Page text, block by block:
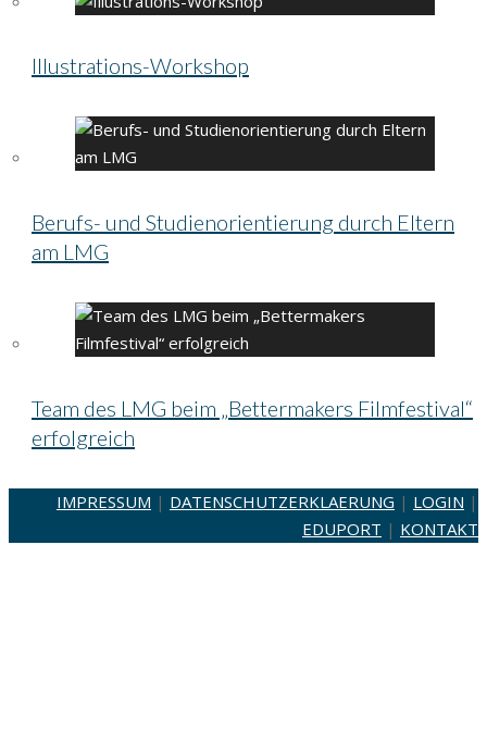
Illustrations-Workshop
Berufs- und Studienorientierung durch Eltern
am LMG
Team des LMG beim „Bettermakers Filmfestival“
erfolgreich
IMPRESSUM | DATENSCHUTZERKLAERUNG | LOGIN |
EDUPORT | KONTAKT